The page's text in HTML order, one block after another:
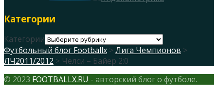
Категории
Категории
Футбольный блог Footballx > Лига Чемпионов >
ЛЧ2011/2012 > Челси – Байер 2:0
© 2023 FOOTBALLX.RU - авторский блог о футболе.